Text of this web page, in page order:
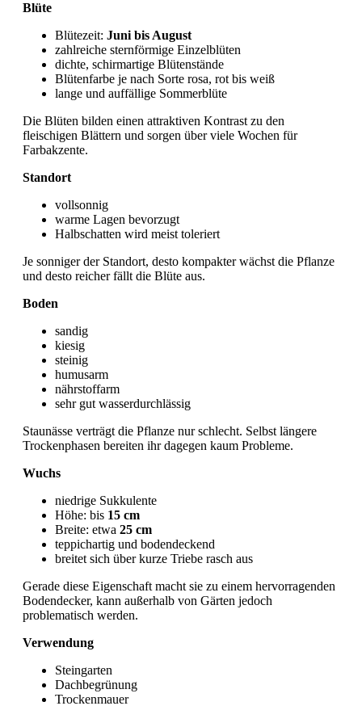
Blüte
Blütezeit: Juni bis August
zahlreiche sternförmige Einzelblüten
dichte, schirmartige Blütenstände
Blütenfarbe je nach Sorte rosa, rot bis weiß
lange und auffällige Sommerblüte
Die Blüten bilden einen attraktiven Kontrast zu den
fleischigen Blättern und sorgen über viele Wochen für
Farbakzente.
Standort
vollsonnig
warme Lagen bevorzugt
Halbschatten wird meist toleriert
Je sonniger der Standort, desto kompakter wächst die Pflanze
und desto reicher fällt die Blüte aus.
Boden
sandig
kiesig
steinig
humusarm
nährstoffarm
sehr gut wasserdurchlässig
Staunässe verträgt die Pflanze nur schlecht. Selbst längere
Trockenphasen bereiten ihr dagegen kaum Probleme.
Wuchs
niedrige Sukkulente
Höhe: bis 15 cm
Breite: etwa 25 cm
teppichartig und bodendeckend
breitet sich über kurze Triebe rasch aus
Gerade diese Eigenschaft macht sie zu einem hervorragenden
Bodendecker, kann außerhalb von Gärten jedoch
problematisch werden.
Verwendung
Steingarten
Dachbegrünung
Trockenmauer